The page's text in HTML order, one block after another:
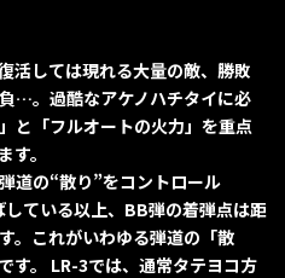
活しては現れる大量の敵、勝敗
…。過酷なアケノハチタイに必
と「フルオートの火力」を重点
。
道の“散り”をコントロール
ている以上、BB弾の着弾点は距
。これがいわゆる弾道の「散
す。 LR-3では、通常タテヨコ方